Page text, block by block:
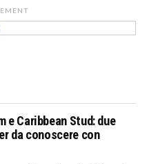
e Caribbean Stud: due
da conoscere con